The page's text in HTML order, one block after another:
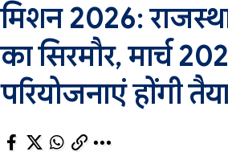
मिशन 2026:
का सिरमौर, मार्च
परियोजनाएं होंगी